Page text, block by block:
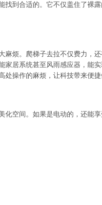
到合适的。它不仅盖住了裸
烦。爬梯子去拉不仅费力，
居系统甚至风雨感应器，能
操作的麻烦，让科技带来便捷
空间。如果是电动的，还能享